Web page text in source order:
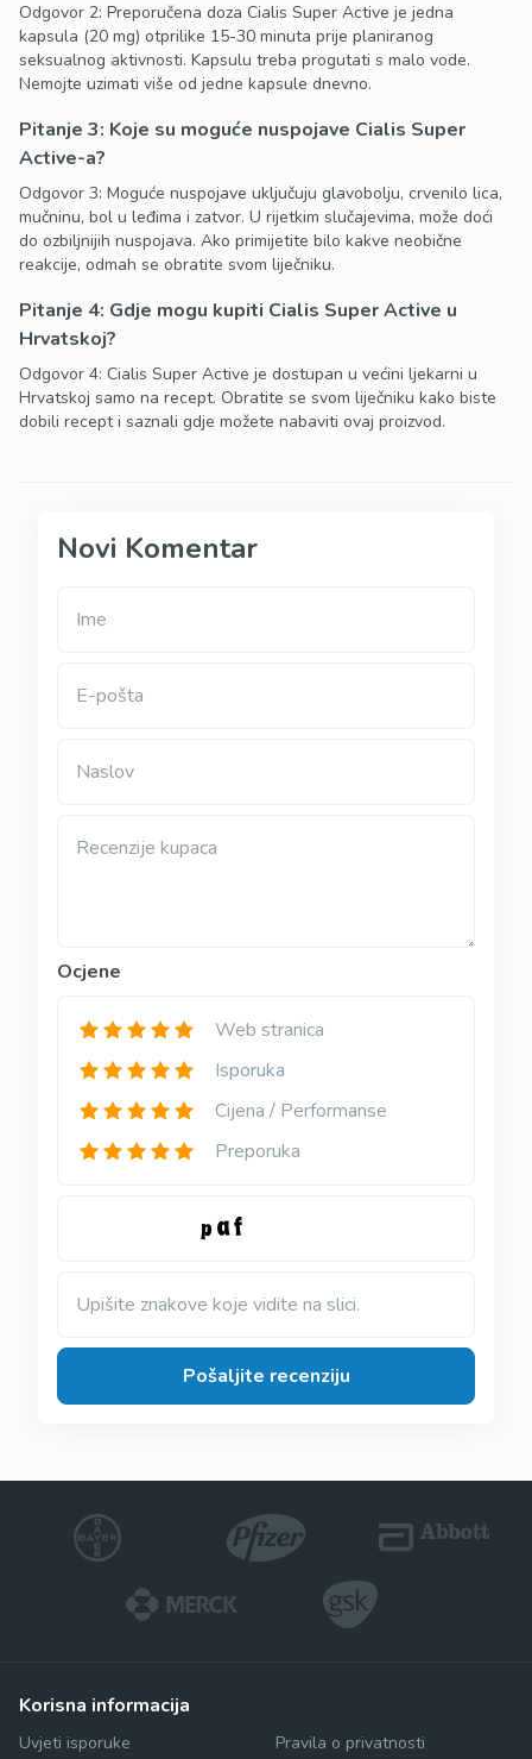
Odgovor 2: Preporučena doza Cialis Super Active je jedna
kapsula (20 mg) otprilike 15-30 minuta prije planiranog
seksualnog aktivnosti. Kapsulu treba progutati s malo vode.
Nemojte uzimati više od jedne kapsule dnevno.
Pitanje 3: Koje su moguće nuspojave Cialis Super
Active-a?
Odgovor 3: Moguće nuspojave uključuju glavobolju, crvenilo lica,
mučninu, bol u leđima i zatvor. U rijetkim slučajevima, može doći
do ozbiljnijih nuspojava. Ako primijetite bilo kakve neobične
reakcije, odmah se obratite svom liječniku.
Pitanje 4: Gdje mogu kupiti Cialis Super Active u
Hrvatskoj?
Odgovor 4: Cialis Super Active je dostupan u većini ljekarni u
Hrvatskoj samo na recept. Obratite se svom liječniku kako biste
dobili recept i saznali gdje možete nabaviti ovaj proizvod.
Novi Komentar
Ime
E-pošta
Naslov
Recenzije kupaca
Ocjene
Web stranica
Isporuka
Cijena / Performanse
Preporuka
Upišite znakove koje vidite na slici.
Pošaljite recenziju
korisna informacija
Uvjeti isporuke
Pravila o privatnosti